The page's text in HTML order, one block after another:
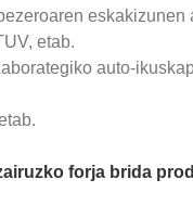
eskakizunen
etab.
auto-
forja brida